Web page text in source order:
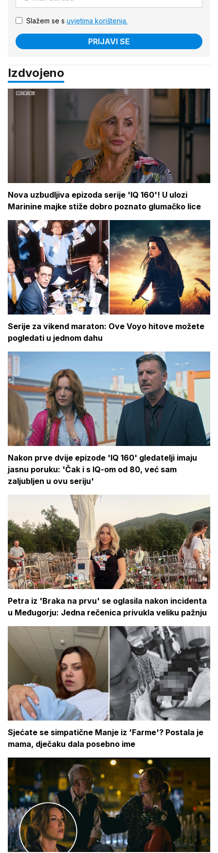
Slažem se s uvjetima korištenja.
PRIJAVI SE
Izdvojeno
Nova uzbudljiva epizoda serije 'IQ 160'! U ulozi
Marinine majke stiže dobro poznato glumačko lice
Serije za vikend maraton: Ove Voyo hitove možete
pogledati u jednom dahu
Nakon prve dvije epizode 'IQ 160' gledatelji imaju
jasnu poruku: 'Čak i s IQ-om od 80, već sam
zaljubljen u ovu seriju'
Petra iz 'Braka na prvu' se oglasila nakon incidenta
u Međugorju: Jedna rečenica privukla veliku pažnju
Sjećate se simpatične Manje iz 'Farme'? Postala je
mama, dječaku dala posebno ime